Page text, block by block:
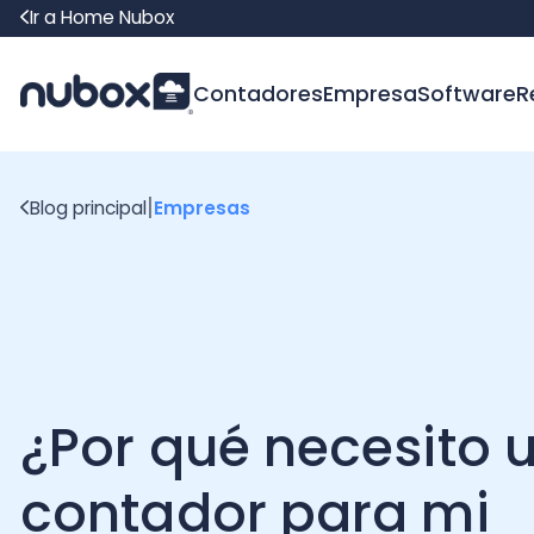
Ir a Home Nubox
ContadoresEmpresaSoftware
¿Por qué necesito un
contador para mi